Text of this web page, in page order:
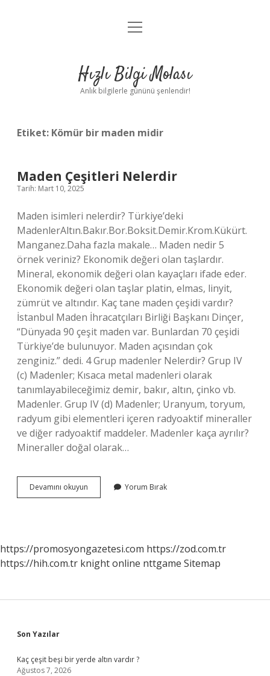
Anasayfa
Yasal Uyarı
menüyü
Hızlı Bilgi Molası
Anlık bilgilerle gününü şenlendir!
Etiket: Kömür bir maden midir
Maden Çeşitleri Nelerdir
Tarih: Mart 10, 2025
Maden isimleri nelerdir? Türkiye’deki
MadenlerAltın.Bakır.Bor.Boksit.Demir.Krom.Kükürt.
Manganez.Daha fazla makale… Maden nedir 5
örnek veriniz? Ekonomik değeri olan taşlardır.
Mineral, ekonomik değeri olan kayaçları ifade eder.
Ekonomik değeri olan taşlar platin, elmas, linyit,
zümrüt ve altındır. Kaç tane maden çeşidi vardır?
İstanbul Maden İhracatçıları Birliği Başkanı Dinçer,
“Dünyada 90 çeşit maden var. Bunlardan 70 çeşidi
Türkiye’de bulunuyor. Maden açısından çok
zenginiz.” dedi. 4 Grup madenler Nelerdir? Grup IV
(c) Madenler; Kısaca metal madenleri olarak
tanımlayabileceğimiz demir, bakır, altın, çinko vb.
Madenler. Grup IV (d) Madenler; Uranyum, toryum,
radyum gibi elementleri içeren radyoaktif mineraller
ve diğer radyoaktif maddeler. Madenler kaça ayrılır?
Mineraller doğal olarak…
Devamını okuyun
Çeşitleri
Yorum Bırak
https://promosyongazetesi.com https://zod.com.tr
https://hih.com.tr knight online nttgame Sitemap
Sidebar
Son Yazılar
Kaç çeşit beşi bir yerde altın vardır ?
Ağustos 7, 2026